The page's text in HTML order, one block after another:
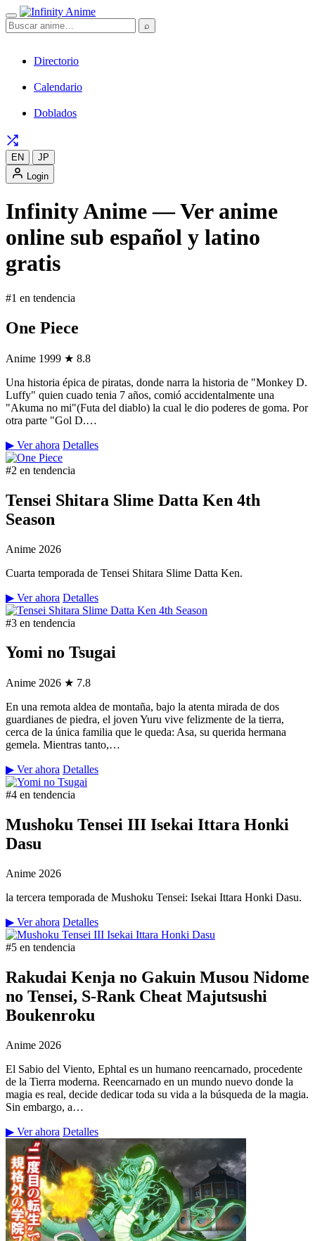
⌕
Directorio
Calendario
Doblados
EN
JP
Login
Infinity Anime — Ver anime
online sub español y latino
gratis
#1 en tendencia
One Piece
Anime 1999 ★ 8.8
Una historia épica de piratas, donde narra la historia de "Monkey D.
Luffy" quien cuado tenia 7 años, comió accidentalmente una
"Akuma no mi"(Futa del diablo) la cual le dio poderes de goma. Por
otra parte "Gol D.…
▶ Ver ahora Detalles
#2 en tendencia
Tensei Shitara Slime Datta Ken 4th
Season
Anime 2026
Cuarta temporada de Tensei Shitara Slime Datta Ken.
▶ Ver ahora Detalles
#3 en tendencia
Yomi no Tsugai
Anime 2026 ★ 7.8
En una remota aldea de montaña, bajo la atenta mirada de dos
guardianes de piedra, el joven Yuru vive felizmente de la tierra,
cerca de la única familia que le queda: Asa, su querida hermana
gemela. Mientras tanto,…
▶ Ver ahora Detalles
#4 en tendencia
Mushoku Tensei III Isekai Ittara Honki
Dasu
Anime 2026
la tercera temporada de Mushoku Tensei: Isekai Ittara Honki Dasu.
▶ Ver ahora Detalles
#5 en tendencia
Rakudai Kenja no Gakuin Musou Nidome
no Tensei, S-Rank Cheat Majutsushi
Boukenroku
Anime 2026
El Sabio del Viento, Ephtal es un humano reencarnado, procedente
de la Tierra moderna. Reencarnado en un mundo nuevo donde la
magia es real, decide dedicar toda su vida a la búsqueda de la magia.
Sin embargo, a…
▶ Ver ahora Detalles